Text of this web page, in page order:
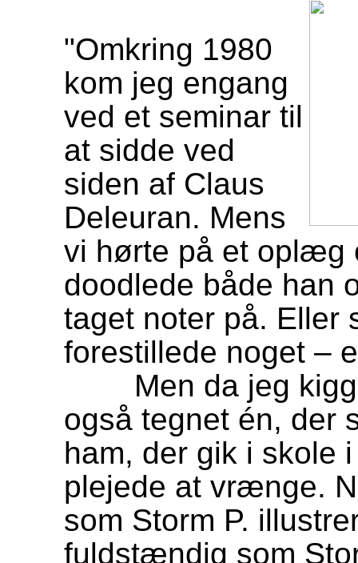
"Omkring 1980
kom jeg engang
ved et seminar til
at sidde ved
siden af Claus
Deleuran. Mens
vi hørte på et oplæg
doodlede både han
taget noter på. Eller
forestillede noget –
Men da jeg
også tegnet én, der
ham, der gik i skole
plejede at vrænge.
som Storm P.
fuldstændig som